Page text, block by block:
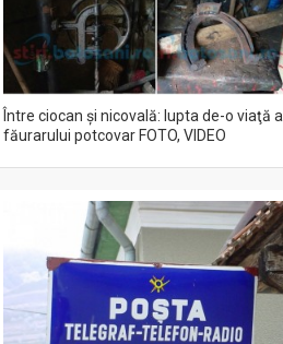
Între ciocan şi nicovală: lupta de-o viaţă a
făurarului potcovar FOTO, VIDEO